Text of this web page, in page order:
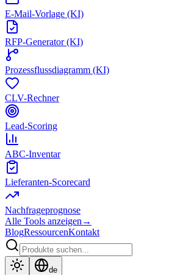
E-Mail-Vorlage (KI)
RFP-Generator (KI)
Prozessflussdiagramm (KI)
CLV-Rechner
Lead-Scoring
ABC-Inventar
Lieferanten-Scorecard
Nachfrageprognose
Alle Tools anzeigen →
BlogRessourcenKontakt
de